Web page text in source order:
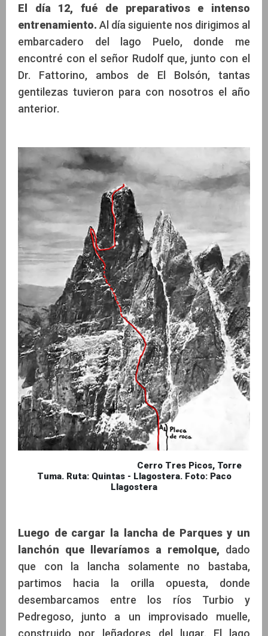
El día 12, fué de preparativos e intenso
entrenamiento. Al día siguiente nos dirigimos al
embarcadero del lago Puelo, donde me
encontré con el señor Rudolf que, junto con el
Dr. Fattorino, ambos de El Bolsón, tantas
gentilezas tuvieron para con nosotros el año
anterior.
Cerro Tres Picos, Torre
Tuma. Ruta: Quintas - Llagostera. Foto: Paco
Llagostera
Luego de cargar la lancha de Parques y un
lanchón que llevaríamos a remolque, dado
que con la lancha solamente no bastaba,
partimos hacia la orilla opuesta, donde
desembarcamos entre los ríos Turbio y
Pedregoso, junto a un improvisado muelle,